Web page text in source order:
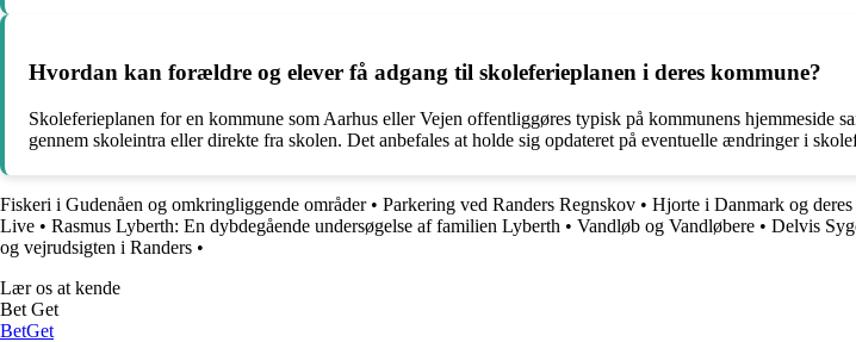
Hvordan kan forældre og elever få adgang til skoleferieplanen i deres kommune?
Skoleferieplanen for en kommune som Aarhus eller Vejen offentliggøres typisk på kommunens hjemmeside
gennem skoleintra eller direkte fra skolen. Det anbefales at holde sig opdateret på eventuelle ændringer i
Fiskeri i Gudenåen og omkringliggende områder• Parkering ved Randers Regnskov • Hjorte i Danmark og deres
Live • Rasmus Lyberth: En dybdegående undersøgelse af familien Lyberth • Vandløb og Vandløbere • Delvis
og vejrudsigten i Randers •
Lær os at kende
Bet Get
BetGet